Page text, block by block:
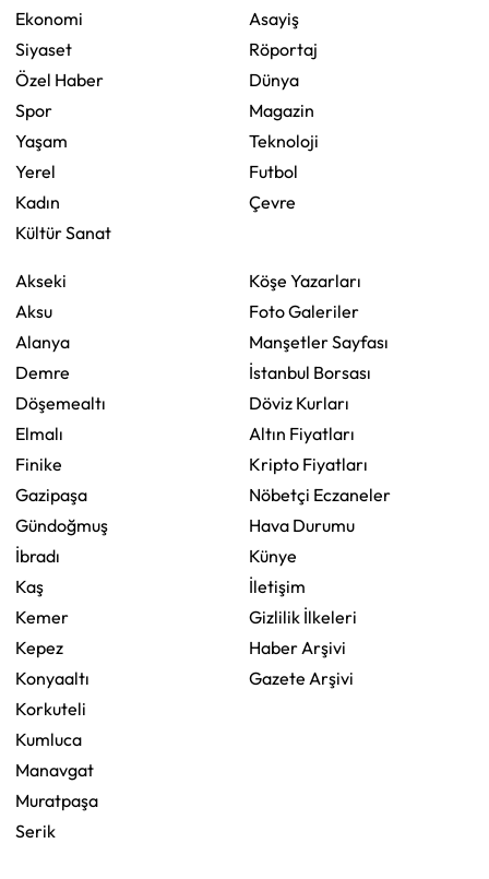
Ekonomi
Siyaset
Özel Haber
Spor
Yaşam
Yerel
Kadın
Kültür Sanat
Asayiş
Röportaj
Dünya
Magazin
Teknoloji
Futbol
Çevre
Akseki
Aksu
Alanya
Demre
Döşemealtı
Elmalı
Finike
Gazipaşa
Gündoğmuş
İbradı
Kaş
Kemer
Kepez
Konyaaltı
Korkuteli
Kumluca
Manavgat
Muratpaşa
Serik
Köşe Yazarları
Foto Galeriler
Manşetler Sayfası
İstanbul Borsası
Döviz Kurları
Altın Fiyatları
Kripto Fiyatları
Nöbetçi Eczaneler
Hava Durumu
Künye
İletişim
Gizlilik İlkeleri
Haber Arşivi
Gazete Arşivi